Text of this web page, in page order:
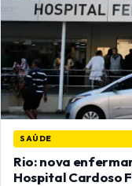
SAÚDE
Rio: nova
Hospital Cardoso